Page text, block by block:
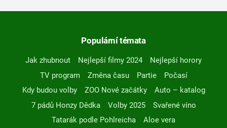
Populární témata
Jak zhubnout Nejlepší filmy 2024
Nejlepší horory
TV program
Změna času Partie
Počasí
Kdy budou volby
ZOO Nové začátky
Auto – katalog
7 pádů Honzy Dědka
Volby 2025
Svařené víno
Tatarák podle Pohlreicha
Aloe vera